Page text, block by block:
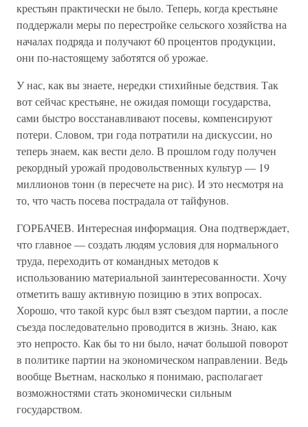
крестьян практически не было. Теперь, когда крестьяне
поддержали меры по перестройке сельского хозяйства на
началах подряда и получают 60 процентов продукции,
они по-настоящему заботятся об урожае.
У нас, как вы знаете, нередки стихийные бедствия. Так
вот сейчас крестьяне, не ожидая помощи государства,
сами быстро восстанавливают посевы, компенсируют
потери. Словом, три года потратили на дискуссии, но
теперь знаем, как вести дело. В прошлом году получен
рекордный урожай продовольственных культур — 19
миллионов тонн (в пересчете на рис). И это несмотря на
то, что часть посева пострадала от тайфунов.
ГОРБАЧЕВ. Интересная информация. Она подтверждает,
что главное — создать людям условия для нормального
труда, переходить от командных методов к
использованию материальной заинтересованности. Хочу
отметить вашу активную позицию в этих вопросах.
Хорошо, что такой курс был взят съездом партии, а после
съезда последовательно проводится в жизнь. Знаю, как
это непросто. Как бы то ни было, начат большой поворот
в политике партии на экономическом направлении. Ведь
вообще Вьетнам, насколько я понимаю, располагает
возможностями стать экономически сильным
государством.